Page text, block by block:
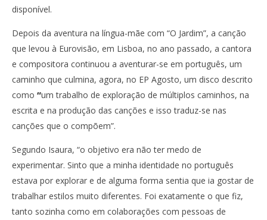
disponível.
Depois da aventura na língua-mãe com “O Jardim”, a canção
que levou à Eurovisão, em Lisboa, no ano passado, a cantora
e compositora continuou a aventurar-se em português, um
caminho que culmina, agora, no EP Agosto, um disco descrito
como “um trabalho de exploração de múltiplos caminhos, na
escrita e na produção das canções e isso traduz-se nas
canções que o compõem”.
Segundo Isaura, “o objetivo era não ter medo de
experimentar. Sinto que a minha identidade no português
estava por explorar e de alguma forma sentia que ia gostar de
trabalhar estilos muito diferentes. Foi exatamente o que fiz,
tanto sozinha como em colaborações com pessoas de